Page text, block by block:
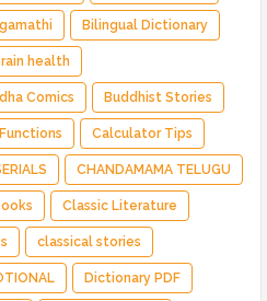
Bilingual Dictionary
health
Comics Buddhist Stories
Calculator Tips
CHANDAMAMA TELUGU
Classic Literature
classical stories
Dictionary PDF